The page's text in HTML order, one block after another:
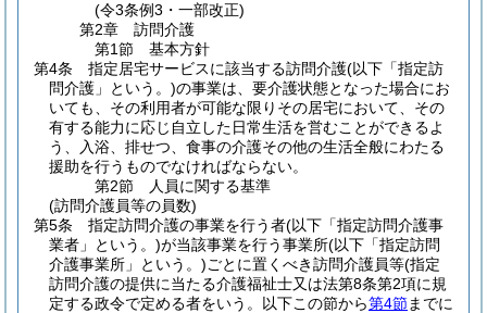
(令3条例3・一部改正)
第2章
訪問介護
第1節
基本方針
第4条
指定居宅サービスに該当する訪問介護(以下「指定訪
問介護」という。)の事業は、要介護状態となった場合にお
いても、その利用者が可能な限りその居宅において、その
有する能力に応じ自立した日常生活を営むことができるよ
う、入浴、排せつ、食事の介護その他の生活全般にわたる
援助を行うものでなければならない。
第2節
人員に関する基準
(訪問介護員等の員数)
第5条
指定訪問介護の事業を行う者(以下「指定訪問介護事
業者」という。)が当該事業を行う事業所(以下「指定訪問
介護事業所」という。)ごとに置くべき訪問介護員等(指定
訪問介護の提供に当たる介護福祉士又は法第8条第2項に規
定する政令で定める者をいう。以下この節から第4節までに